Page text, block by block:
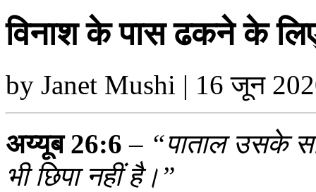
विनाश के पास ढकने के
by Janet Mushi | 16 जून
अय्यूब 26:6 – “पाताल उसके
भी छिपा नहीं है।”